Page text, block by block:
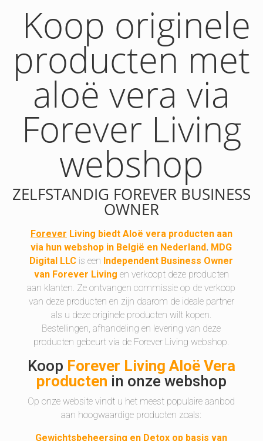
Koop originele
producten met
aloë vera via
Forever Living
webshop
ZELFSTANDIG FOREVER BUSINESS
OWNER
Forever Living biedt Aloë vera producten aan
via hun webshop in België en Nederland. MDG
Digital LLC is een Independent Business Owner
van Forever Living en verkoopt deze producten
aan klanten. Ze ontvangen commissie op de verkoop
van deze producten en zijn daarom de ideale partner
als u deze originele producten wilt kopen.
Bestellingen, afhandeling en levering van deze
producten gebeurt via de Forever Living webshop.
Koop Forever Living Aloë Vera
producten in onze webshop
Op onze website vindt u het meest populaire aanbod
aan hoogwaardige producten zoals:
Gewichtsbeheersing en Detox op basis van